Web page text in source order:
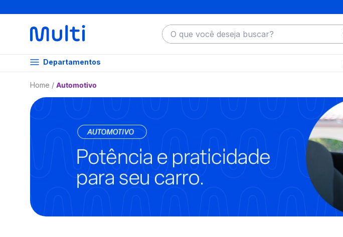
O que você deseja buscar?
Departamentos
Automotivo